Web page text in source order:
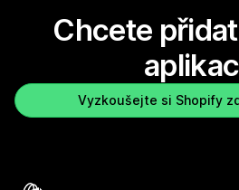
Chcete
Vyzkoušejte si Shopify